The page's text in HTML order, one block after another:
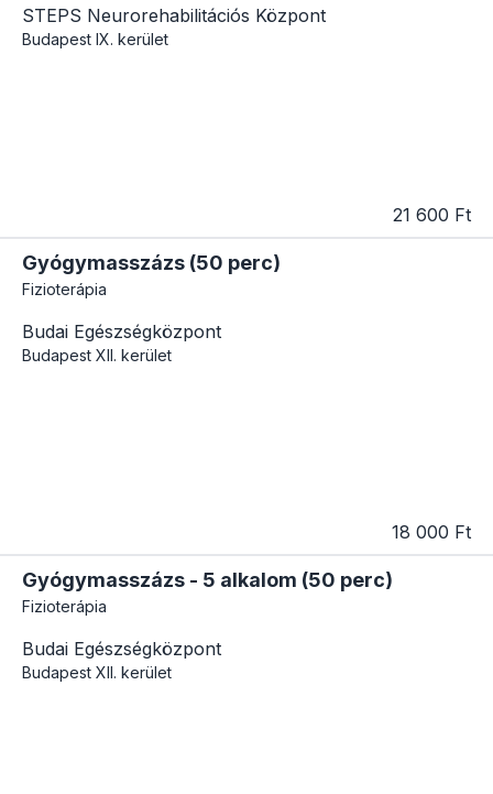
STEPS Neurorehabilitációs Központ
Budapest IX. kerület
21 600 Ft
Gyógymasszázs (50 perc)
Fizioterápia
Budai Egészségközpont
Budapest XII. kerület
18 000 Ft
Gyógymasszázs - 5 alkalom (50 perc)
Fizioterápia
Budai Egészségközpont
Budapest XII. kerület